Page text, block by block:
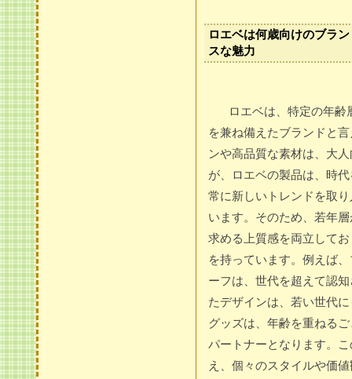
ロエベは何歳向けのブラ
スな魅力
ロエベは、特定の年
を兼ね備えたブランドと
ンや高品質な素材は、大
が、ロエベの製品は、時
常に新しいトレンドを取
います。そのため、若年
求める上質感を両立して
を持っています。例えば
ーフは、世代を超えて認
たデザインは、若い世代
グッズは、年齢を重ねる
パートナーとなります。
え、個々のスタイルや価